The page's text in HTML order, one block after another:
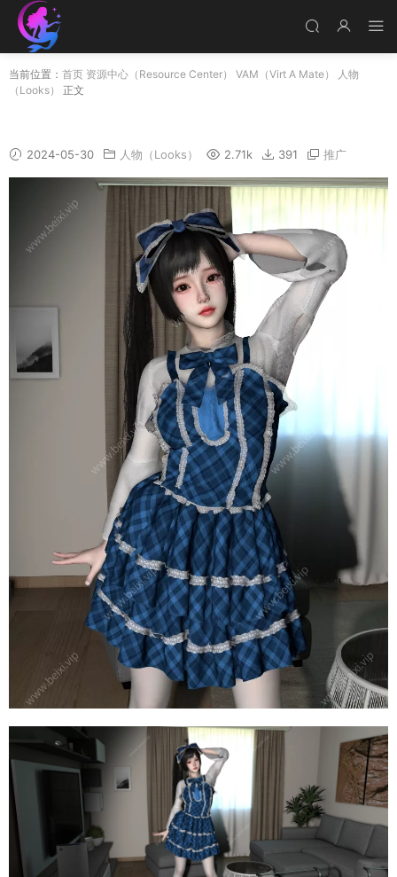
当前位置： 首页 资源中心（Resource Center） VAM（Virt A Mate）
人物
（Looks）
正文
2024-05-30 人物（Looks） 2.71k 391 推广